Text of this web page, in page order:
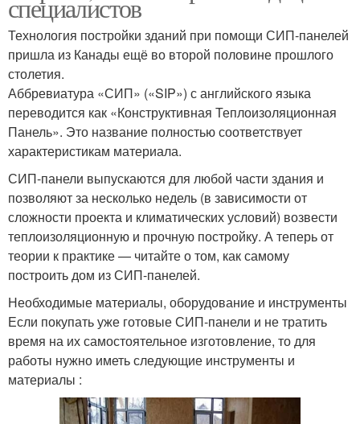
специалистов
Технология постройки зданий при помощи СИП-панелей
пришла из Канады ещё во второй половине прошлого
столетия.
Аббревиатура «СИП» («SIP») с английского языка
переводится как «Конструктивная Теплоизоляционная
Панель». Это название полностью соответствует
характеристикам материала.
СИП-панели выпускаются для любой части здания и
позволяют за несколько недель (в зависимости от
сложности проекта и климатических условий) возвести
теплоизоляционную и прочную постройку. А теперь от
теории к практике — читайте о том, как самому
построить дом из СИП-панелей.
Необходимые материалы, оборудование и инструменты
Если покупать уже готовые СИП-панели и не тратить
время на их самостоятельное изготовление, то для
работы нужно иметь следующие инструменты и
материалы :